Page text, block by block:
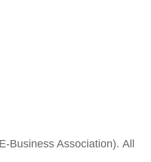
Business Association). All